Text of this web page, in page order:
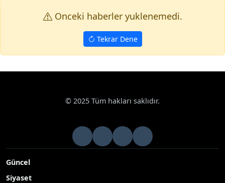
Onceki haberler yuklenemedi.
Tekrar Dene
Siyaset TBMM Başkanı Kurtulmuş, Finlandiya
Parlamentosu Başkanı Halla-Aho ile Helsinki’de
gerçekleştirdiği Helsinki’de Finlandiya Parlamentosu
(Eduskunta) Başkanı Jussi Halla-Aho ile bir araya geldi